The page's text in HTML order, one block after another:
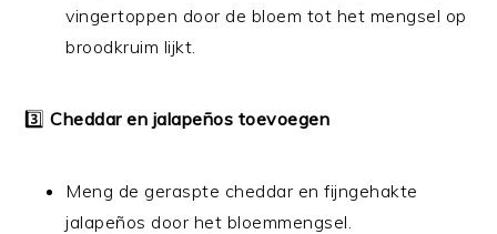
vingertoppen door de bloem tot het mengsel op
broodkruim lijkt.
3️⃣Cheddar en jalapeños toevoegen
Meng de geraspte cheddar en fijngehakte
jalapeños door het bloemmengsel.